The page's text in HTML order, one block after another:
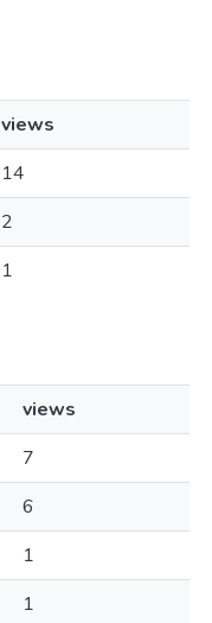
views
14
2
1
views
7
6
1
1